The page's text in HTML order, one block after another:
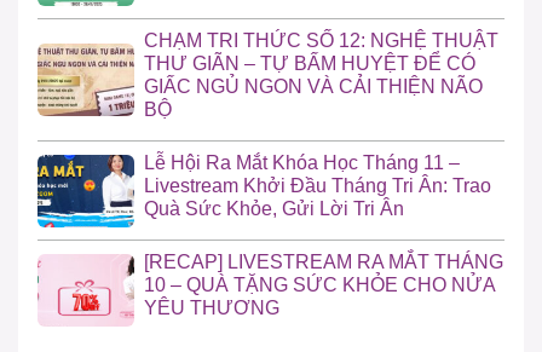
CHẠM TRI THỨC SỐ 12: NGHỆ THUẬT
THƯ GIÃN – TỰ BẤM HUYỆT ĐỂ CÓ
GIẤC NGỦ NGON VÀ CẢI THIỆN NÃO
BỘ
Lễ Hội Ra Mắt Khóa Học Tháng 11 –
Livestream Khởi Đầu Tháng Tri Ân: Trao
Quà Sức Khỏe, Gửi Lời Tri Ân
[RECAP] LIVESTREAM RA MẮT THÁNG
10 – QUÀ TẶNG SỨC KHỎE CHO NỬA
YÊU THƯƠNG